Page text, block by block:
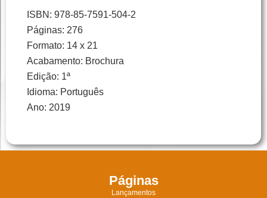
ISBN: 978-85-7591-504-2
Páginas: 276
Formato: 14 x 21
Acabamento: Brochura
Edição: 1ª
Idioma: Português
Ano: 2019
Páginas
Lançamentos